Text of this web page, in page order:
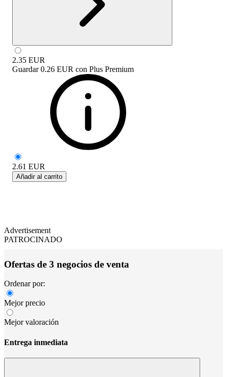
2.35 EUR
Guardar 0.26 EUR con Plus Premium
2.61 EUR
Añadir al carrito
Advertisement
PATROCINADO
Ofertas de 3 negocios de venta
Ordenar por:
Mejor precio
Mejor valoración
Entrega inmediata